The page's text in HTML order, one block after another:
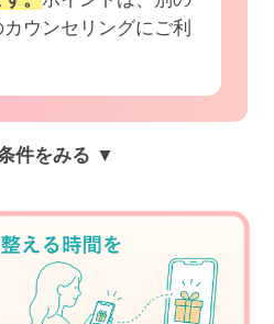
ウンセリングにご利
件をみる ▼